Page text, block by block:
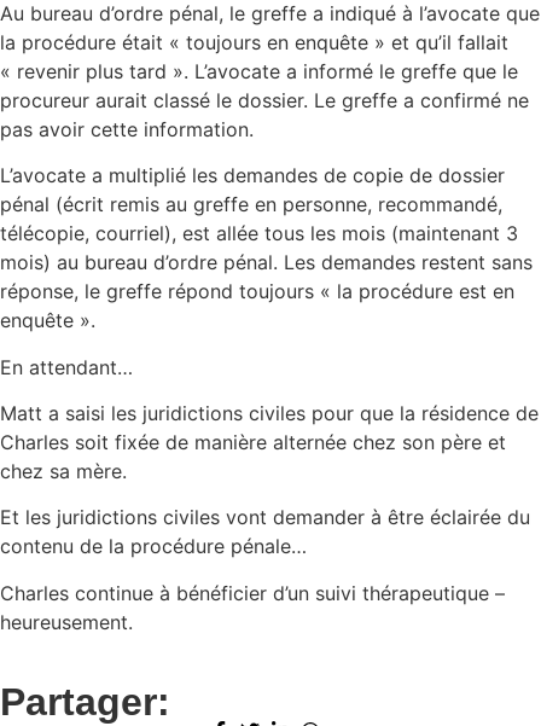
Au bureau d’ordre pénal, le greffe a indiqué à l’avocate que
la procédure était « toujours en enquête » et qu’il fallait
« revenir plus tard ». L’avocate a informé le greffe que le
procureur aurait classé le dossier. Le greffe a confirmé ne
pas avoir cette information.
L’avocate a multiplié les demandes de copie de dossier
pénal (écrit remis au greffe en personne, recommandé,
télécopie, courriel), est allée tous les mois (maintenant 3
mois) au bureau d’ordre pénal. Les demandes restent sans
réponse, le greffe répond toujours « la procédure est en
enquête ».
En attendant…
Matt a saisi les juridictions civiles pour que la résidence de
Charles soit fixée de manière alternée chez son père et
chez sa mère.
Et les juridictions civiles vont demander à être éclairée du
contenu de la procédure pénale…
Charles continue à bénéficier d’un suivi thérapeutique –
heureusement.
Partager: